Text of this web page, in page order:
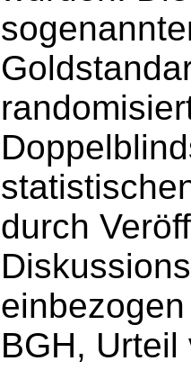
durch
BGH,